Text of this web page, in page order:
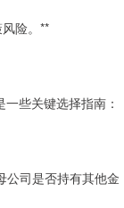
险。**
些关键选择指南：
公司是否持有其他金